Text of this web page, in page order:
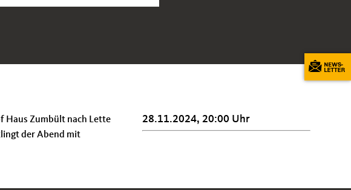
Haus Zumbült nach Lette
der Abend mit
28.11.2024, 20:00 Uhr